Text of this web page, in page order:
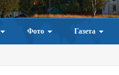
Фото Газета